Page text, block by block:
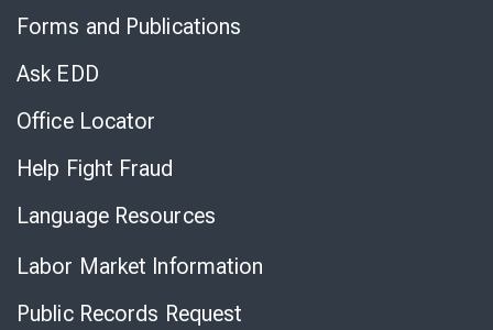
Forms and Publications
Ask EDD
Office Locator
Help Fight Fraud
Language Resources
Labor Market Information
Public Records Request